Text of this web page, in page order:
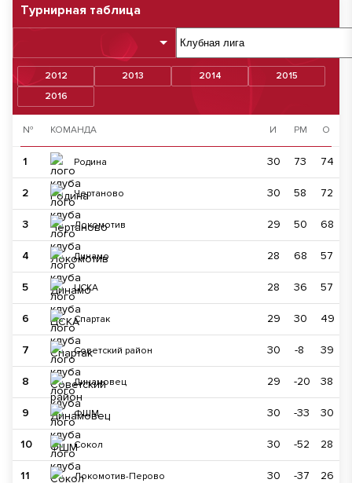
Турнирная таблица
2012 2013 2014
2015
2016
№ КОМАНДА И РМ О
1 Родина 30 73 74
2 Чертаново 30 58 72
3 Локомотив 29 50 68
4 Динамо 28 68 57
5 ЦСКА 28 36 57
6 Спартак 29 30 49
7 Советский район 30 -8 39
8 Динамовец 29 -20 38
9 ФШМ 30 -33 30
10 Сокол 30 -52 28
11 Локомотив-Перово 30 -37 26